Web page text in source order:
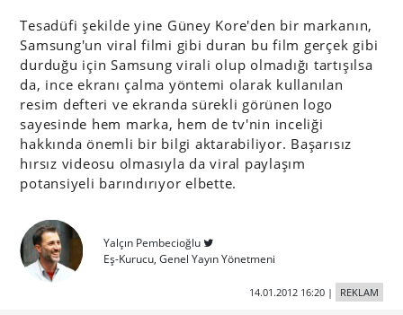
Tesadüfi şekilde yine Güney Kore'den bir markanın,
Samsung'un viral filmi gibi duran bu film gerçek gibi
durduğu için Samsung virali olup olmadığı tartışılsa
da, ince ekranı çalma yöntemi olarak kullanılan
resim defteri ve ekranda sürekli görünen logo
sayesinde hem marka, hem de tv'nin inceliği
hakkında önemli bir bilgi aktarabiliyor. Başarısız
hırsız videosu olmasıyla da viral paylaşım
potansiyeli barındırıyor elbette.
Yalçın Pembecioğlu
Eş-Kurucu, Genel Yayın Yönetmeni
14.01.2012 16:20| REKLAM